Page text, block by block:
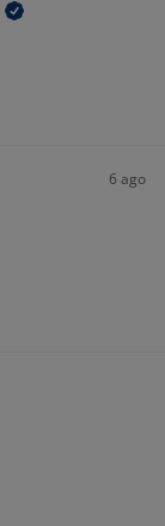
6 ago